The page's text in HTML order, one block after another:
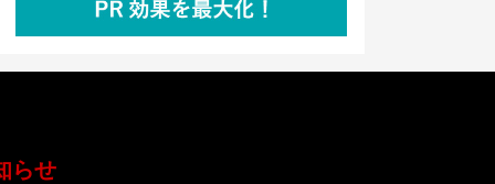
らせ